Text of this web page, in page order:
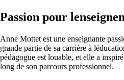
Passion pour
Anne Mottet est une enseignante
grande partie de sa carrière à
pédagogue est louable, et elle a
long de son parcours professionnel.